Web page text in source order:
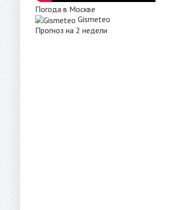
Погода в Москве
Gismeteo
Прогноз на 2 недели